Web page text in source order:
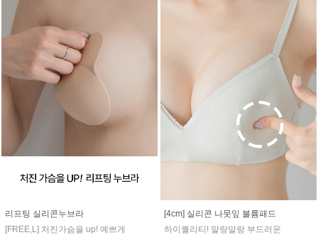
리프팅 실리콘누브라
[FREE,L] 처진가슴을 up! 예쁘게
[4cm] 실리콘 나뭇잎 볼륨패드
하이퀄리티! 말랑말랑 부드러운